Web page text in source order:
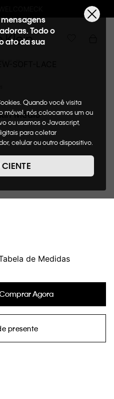
nas compras acima de R$600
Todo o
ato da sua
Quando você visita
móvel, nós colocamos um ou
ou usamos o Javascript,
para coletar
celular ou outro dispositivo.
cookies usaremos e quais
os dados
você visita nosso site,
solicitação específica para
sobre o nosso aviso de
Médio
de Medidas
Agora
presente